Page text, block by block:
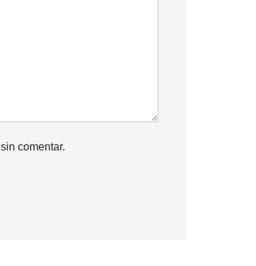
sin comentar.